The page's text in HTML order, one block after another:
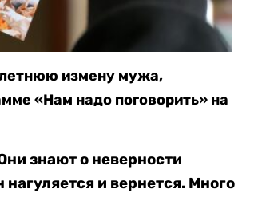
измену мужа,
«Нам надо поговорить» на
знают о неверности
и вернется. Много